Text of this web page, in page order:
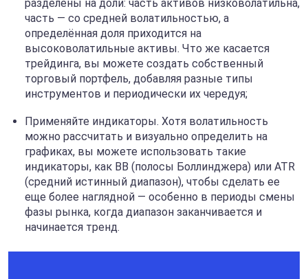
разделены на доли: часть активов низковолатильна,
часть — со средней волатильностью, а
определённая доля приходится на
высоковолатильные активы. Что же касается
трейдинга, вы можете создать собственный
торговый портфель, добавляя разные типы
инструментов и периодически их чередуя;
Применяйте индикаторы. Хотя волатильность
можно рассчитать и визуально определить на
графиках, вы можете использовать такие
индикаторы, как BB (полосы Боллинджера) или ATR
(средний истинный диапазон), чтобы сделать ее
еще более наглядной — особенно в периоды смены
фазы рынка, когда диапазон заканчивается и
начинается тренд.